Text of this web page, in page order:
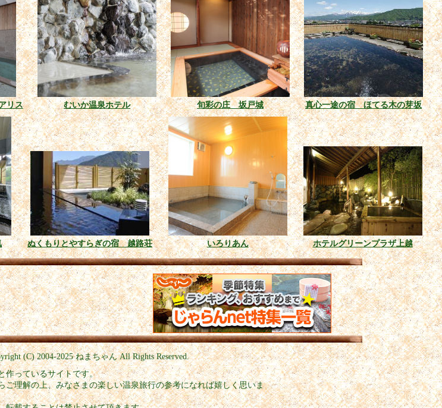
リス むいか温泉ホテル 旬彩の庄 坂戸城 真心一途の宿 ほてる木の芽坂
ぬくもりとやすらぎの宿 越路荘 いろりあん ホテルグリーンプラザ上越
(C) 2004-2025ねまちゃん All Rights Reserved.
作っているサイトです。
理解の上、みなさまの楽しい温泉旅行の参考になれば嬉しく思いま